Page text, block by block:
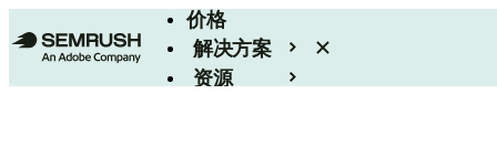
价格
解决方案
资源